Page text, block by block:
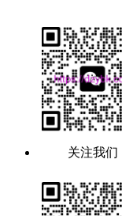
关注我们